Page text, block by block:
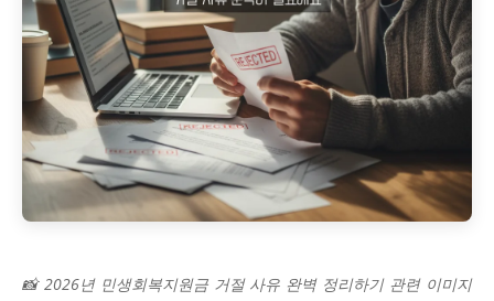
📸 2026년 민생회복지원금 거절 사유 완벽 정리하기 관련 이미지